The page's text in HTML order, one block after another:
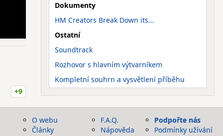
+9
Dokumenty
HM Creators Break Down its…
Ostatní
Soundtrack
Rozhovor s hlavním výtvarníkem
Kompletní souhrn a vysvětlení příběhu
O webu
Články
F.A.Q.
Nápověda
Podpořte nás
Podmínky užívání